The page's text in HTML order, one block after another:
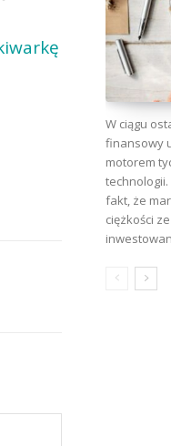
W ciągu
finansowy
motorem
fakt, że
ciężkości